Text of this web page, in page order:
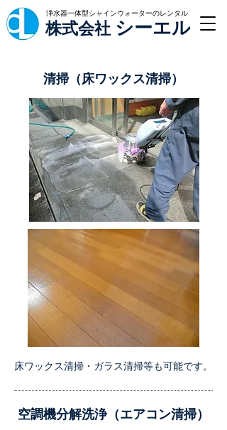
株式会社 シーエル
浄水器一体型シャインウォーターのレンタル
清掃（床ワックス清掃）
​床ワックス清掃・ガラス清掃等も可能です。
空調機分解洗浄​（エアコン清掃）